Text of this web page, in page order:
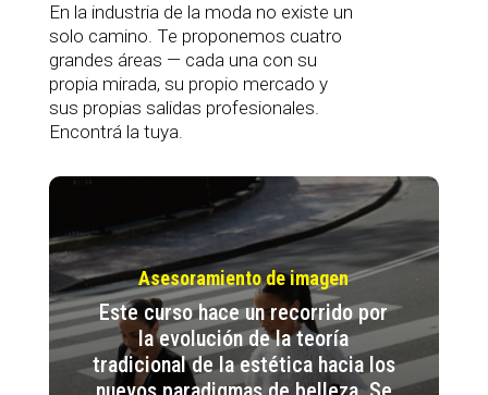
En la industria de la moda no existe un
solo camino. Te proponemos cuatro
grandes áreas — cada una con su
propia mirada, su propio mercado y
sus propias salidas profesionales.
Encontrá la tuya.
Asesoramiento de imagen
Este curso hace un recorrido por
la evolución de la teoría
tradicional de la estética hacia los